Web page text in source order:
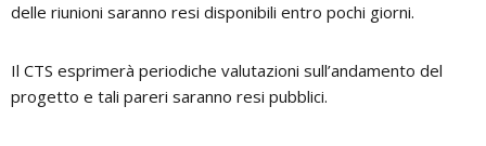
delle riunioni saranno resi disponibili entro pochi giorni.
Il CTS esprimerà periodiche valutazioni sull’andamento del
progetto e tali pareri saranno resi pubblici.